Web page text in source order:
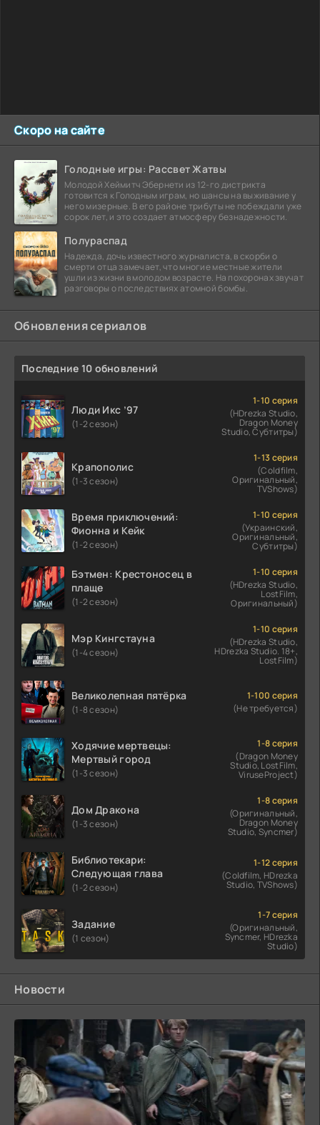
Скоро на сайте
Голодные игры: Рассвет Жатвы
Молодой Хеймитч Эбернети из 12-го дистрикта
готовится к Голодным играм, но шансы на выживание у
него мизерные. В его районе трибуты не побеждали уже
сорок лет, и это создает атмосферу безнадежности.
Полураспад
Надежда, дочь известного журналиста, в скорби о
смерти отца замечает, что многие местные жители
ушли из жизни в молодом возрасте. На похоронах звучат
разговоры о последствиях атомной бомбы.
Обновления сериалов
Последние 10 обновлений
Люди Икс ’97
(1-2 сезон)
1-10 серия
(HDrezka Studio,
Dragon Money
Studio, Субтитры)
Крапополис
(1-3 сезон)
1-13 серия
(Coldfilm,
Оригинальный,
TVShows)
Время приключений:
Фионна и Кейк
(1-2 сезон)
1-10 серия
(Украинский,
Оригинальный,
Субтитры)
Бэтмен: Крестоносец в
плаще
(1-2 сезон)
1-10 серия
(HDrezka Studio,
LostFilm,
Оригинальный)
Мэр Кингстауна
(1-4 сезон)
1-10 серия
(HDrezka Studio,
HDrezka Studio. 18+,
LostFilm)
Великолепная пятёрка
(1-8 сезон)
1-100 серия
(Не требуется)
Ходячие мертвецы:
Мертвый город
(1-3 сезон)
1-8 серия
(Dragon Money
Studio, LostFilm,
ViruseProject)
Дом Дракона
(1-3 сезон)
1-8 серия
(Оригинальный,
Dragon Money
Studio, Syncmer)
Библиотекари:
Следующая глава
(1-2 сезон)
1-12 серия
(Coldfilm, HDrezka
Studio, TVShows)
Задание
(1 сезон)
1-7 серия
(Оригинальный,
Syncmer, HDrezka
Studio)
Новости